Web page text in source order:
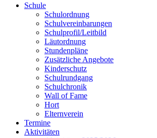
Schule
Schulordnung
Schulvereinbarungen
Schulprofil/Leitbild
Läutordnung
Stundenpläne
Zusätzliche Angebote
Kinderschutz
Schulrundgang
Schulchronik
Wall of Fame
Hort
Elternverein
Termine
Aktivitäten